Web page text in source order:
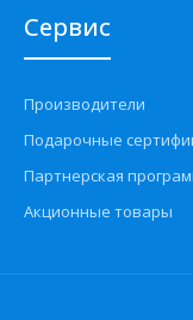
Сервис
Производители
Подарочные
Партнерская
Акционные товары